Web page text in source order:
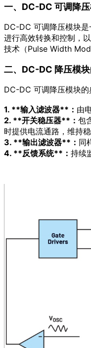
一、DC-DC 可调降
DC-DC 可调降压模块
进行高效转换和控制，
技术（Pulse Width
二、DC-DC 降压模
DC-DC 可调降压模块的
1. **输入滤波器**： 由
2. **开关稳压器**： 包
时提供电流通路，维持稳
3. **输出滤波器**： 同
4. **反馈系统**： 持续